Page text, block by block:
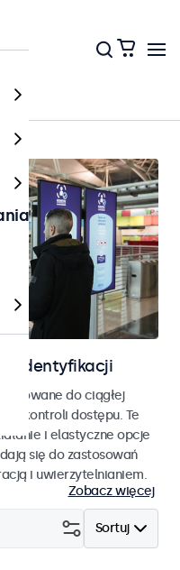
i identyfikacji
do ciągłej
kontroli dostępu. Te
i elastyczne opcje
się do zastosowań
i uwierzytelnianiem.
Zobacz więcej
Sortuj